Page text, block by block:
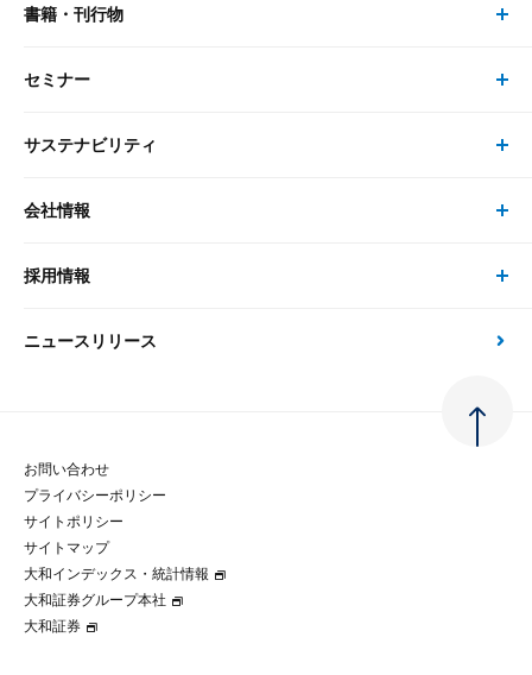
大和総研の強み
先端テクノロジーに基づく新たな価値の創出
最新のレポート・コラム
政策分析
金融経済教育等
コラム
研究員・コンサルタント トップ
研究員
書籍・刊行物
書籍・刊行物 トップ
書籍
セミナー
セミナー トップ
現在受付中のセミナー・イベント
サステナビリティ
サステナビリティの取り組み
次世代社会への貢献
マルチステークホルダー方針
パートナーシップ構築宣言
会社情報
会社情報 トップ
会社概要・役員一覧
大和総研の歩み
グループ会社
採用情報
採用情報 トップ
経験者採用
ニュースリリース
お問い合わせ
プライバシーポリシー
サイトポリシー
サイトマップ
大和インデックス・統計情報
大和証券グループ本社
大和証券